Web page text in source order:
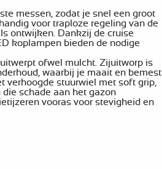
messen, zodat je snel een groot
voor traploze regeling van de
ontwijken. Dankzij de cruise
koplampen bieden de nodige
ofwel mulcht. Zijuitworp is
waarbij je maait en bemest
verhoogde stuurwiel met soft grip,
schade aan het gazon
vooras voor stevigheid en